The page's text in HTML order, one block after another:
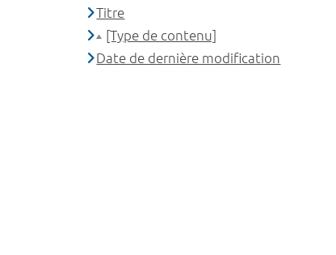
Titre
[Type de contenu]
Date de dernière modification